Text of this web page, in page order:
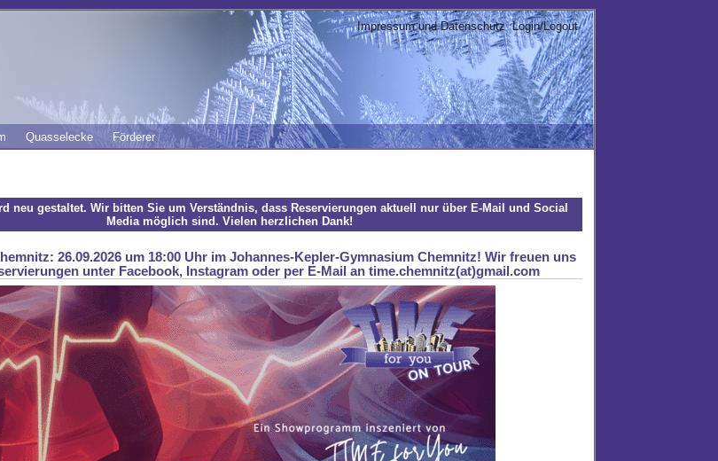
Impressum und Datenschutz Login/Logout
Quasselecke Förderer
neu gestaltet. Wir bitten Sie um Verständnis, dass Reservierungen aktuell nur über E-Mail und Social
Media möglich sind. Vielen herzlichen Dank!
26.09.2026 um 18:00 Uhr im Johannes-Kepler-Gymnasium Chemnitz! Wir freuen uns
unter Facebook, Instagram oder per E-Mail an time.chemnitz(at)gmail.com